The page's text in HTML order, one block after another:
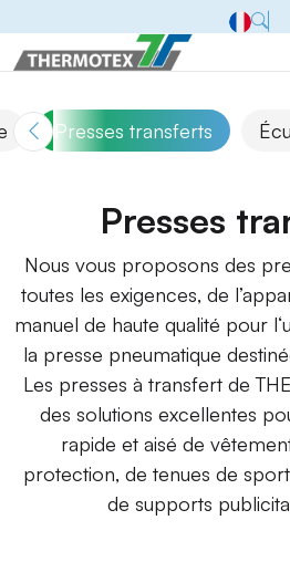
Presses transferts
Presses
Nous vous proposons des
toutes les exigences, de
manuel de haute qualité pour
la presse pneumatique
Les presses à transfert de
des solutions excellentes
rapide et aisé de
protection, de tenues de
de supports